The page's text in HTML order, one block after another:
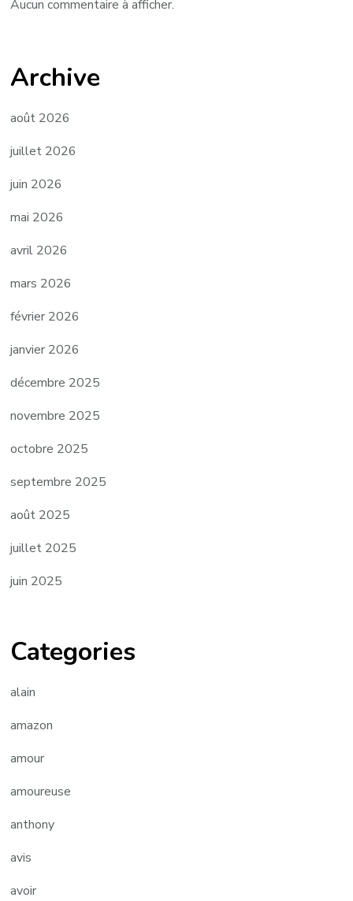
Aucun commentaire à afficher.
Archive
août 2026
juillet 2026
juin 2026
mai 2026
avril 2026
mars 2026
février 2026
janvier 2026
décembre 2025
novembre 2025
octobre 2025
septembre 2025
août 2025
juillet 2025
juin 2025
Categories
alain
amazon
amour
amoureuse
anthony
avis
avoir